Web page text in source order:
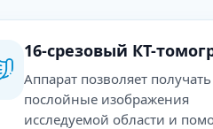
16-срезовый КТ-
Аппарат позволяет получать
послойные изображения
исследуемой области и